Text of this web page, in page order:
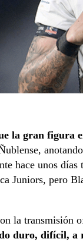
la gran figura
hace unos días
Juniors, pero
la transmisión
duro, difícil, a